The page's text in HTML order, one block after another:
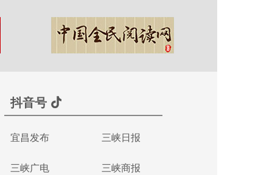
抖音号
宜昌发布 三峡日报
三峡广电 三峡商报